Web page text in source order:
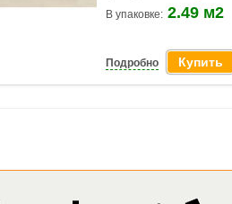
В упаковке: 2.49 м2
Подробно Купить